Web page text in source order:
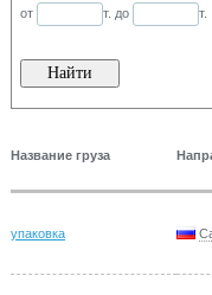
от
т. до т.
Название груза
упаковка